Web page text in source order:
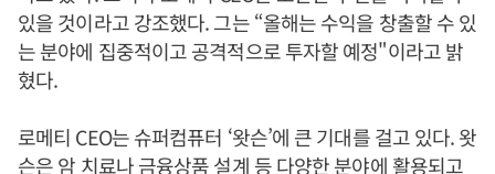
있을 것이라고 강조했다. 그는 “올해는 수익을 창출할 수 있
는 분야에 집중적이고 공격적으로 투자할 예정"이라고 밝
혔다.
로메티 CEO는 슈퍼컴퓨터 ‘왓슨’에 큰 기대를 걸고 있다. 왓
슨은 암 치료나 금융상품 설계 등 다양한 분야에 활용되고